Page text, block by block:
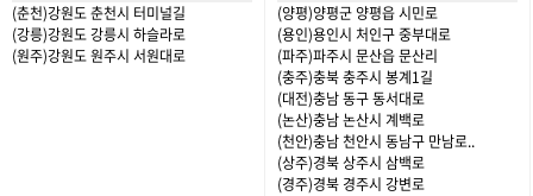
(춘천)강원도 춘천시 터미널길
(강릉)강원도 강릉시 하슬라로
(원주)강원도 원주시 서원대로
(양평)양평군 양평읍 시민로
(용인)용인시 처인구 중부대로
(파주)파주시 문산읍 문산리
(충주)충북 충주시 봉계1길
(대전)충남 동구 동서대로
(논산)충남 논산시 계백로
(천안)충남 천안시 동남구 만남로..
(상주)경북 상주시 삼백로
(경주)경북 경주시 강변로